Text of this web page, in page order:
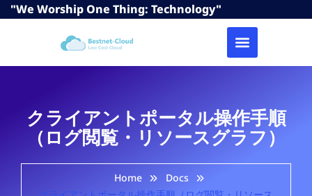
"We Worship One Thing: Technology"
クライアントポータル操作手順
（ログ閲覧・リソースグラフ）
Home
Docs